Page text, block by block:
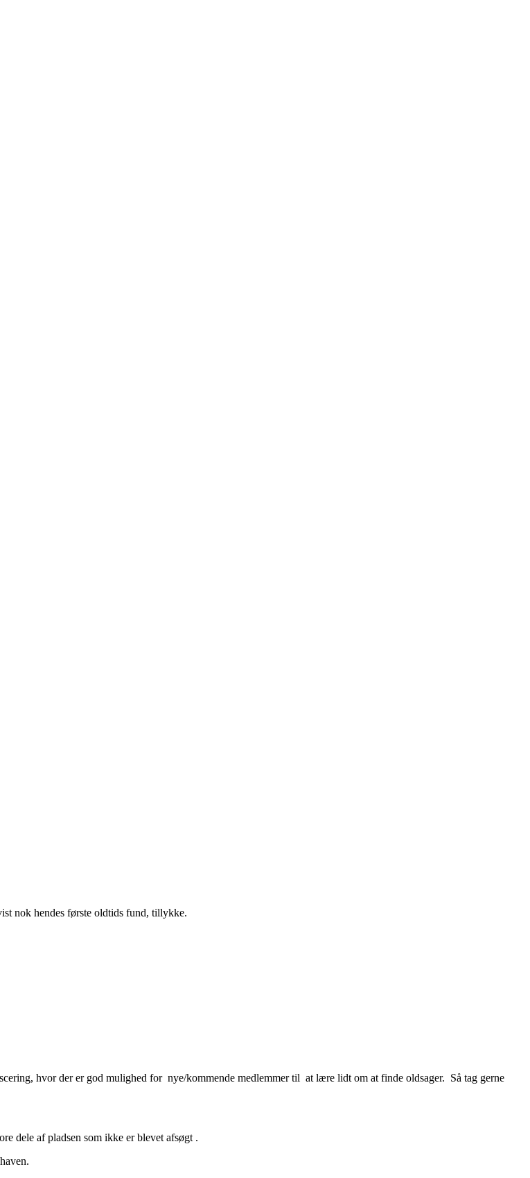
nok hendes første oldtids fund, tillykke.
hvor der er god mulighed for nye/kommende medlemmer til at lære lidt om at finde oldsager. Så tag gerne
dele af pladsen som ikke er blevet afsøgt .